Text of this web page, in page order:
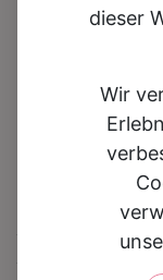
Braut
dieser
Wir